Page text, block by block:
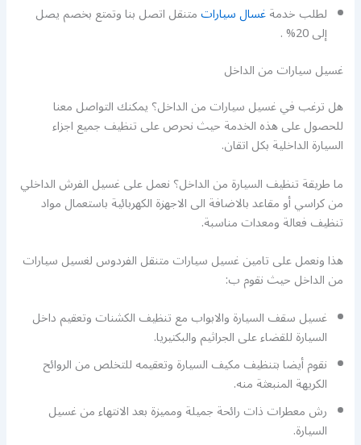
لطلب خدمةغسال سياراتمتنقل اتصل بنا وتمتع بخصم يصل
إلى 20% .
غسيل سيارات من الداخل
هل ترغب في غسيل سيارات من الداخل؟ يمكنك التواصل معنا
للحصول على هذه الخدمة حيث نحرص على تنظيف جميع اجزاء
السيارة الداخلية بكل اتقان.
ما طريقة تنظيف السيارة من الداخل؟ نعمل على غسيل الفرش الداخلي
من كراسي أو مقاعد بالاضافة الى الاجهزة الكهربائية باستعمال مواد
تنظيف فعالة ومعدات مناسبة.
هذا ونعمل على تامين غسيل سيارات متنقل الفردوس لغسيل سيارات
من الداخل حيث نقوم ب:
غسيل سقف السيارة والابواب مع تنظيف الكشنات وتعقيم داخل
السيارة للقضاء على الجراثيم والبكتيريا.
نقوم أيضا بتنظيف مكيف السيارة وتعقيمه للتخلص من الروائح
الكريهة المنبعثة منه.
رش معطرات ذات رائحة جميلة ومميزة بعد الانتهاء من غسيل
السيارة.